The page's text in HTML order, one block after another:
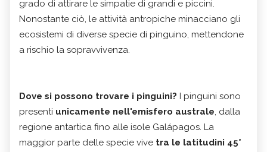
grado di attirare le simpatie di grandi e piccini.
Nonostante ciò, le attività antropiche minacciano gli
ecosistemi di diverse specie di pinguino, mettendone
a rischio la sopravvivenza.
Dove si possono trovare i pinguini? I pinguini sono
presenti unicamente nell'emisfero australe, dalla
regione antartica fino alle isole Galápagos. La
maggior parte delle specie vive tra le latitudini 45°